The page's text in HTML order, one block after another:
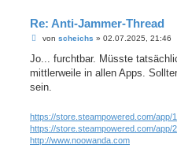
Re: Anti-Jammer-Thread
B
i
r
a
von scheichs » 02.07.2025, 21:46
Jo... furchtbar. Müsste
mittlerweile in allen Apps.
sein.
https://store.steampowered.com/app/
https://store.steampowered.com/app/
http://www.noowanda.com